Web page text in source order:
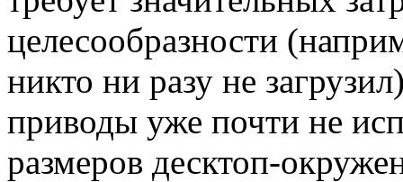
целесообразности
никто ни разу не
приводы уже почти не
размеров десктоп-